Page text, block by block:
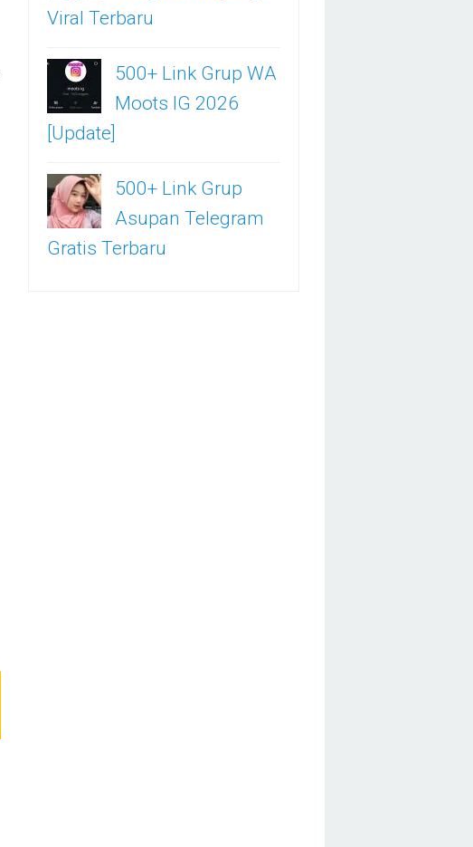
Viral Terbaru
500+ Link Grup WA
Moots IG 2026
[Update]
500+ Link Grup
Asupan Telegram
Gratis Terbaru